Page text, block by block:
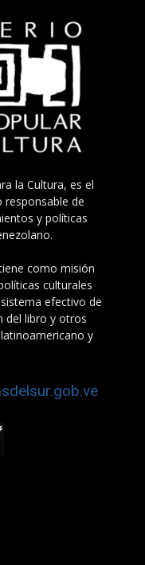
la Cultura, es el
de
y políticas
como misión
culturales
efectivo de
del libro y otros
y